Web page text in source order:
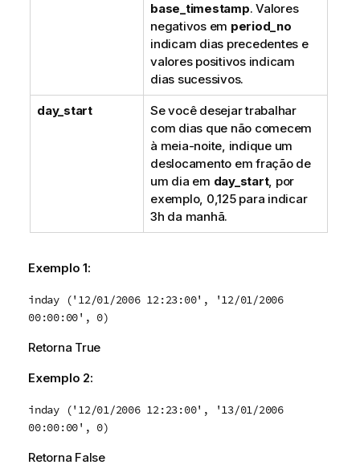
base_timestamp. Valores
negativos em period_no
indicam dias precedentes e
valores positivos indicam
dias sucessivos.
day_start
Se você desejar trabalhar
com dias que não comecem
à meia-noite, indique um
deslocamento em fração de
um dia em day_start, por
exemplo, 0,125 para indicar
3h da manhã.
Exemplo 1:
inday ('12/01/2006 12:23:00', '12/01/2006
00:00:00', 0)
Retorna True
Exemplo 2:
inday ('12/01/2006 12:23:00', '13/01/2006
00:00:00', 0)
Retorna False